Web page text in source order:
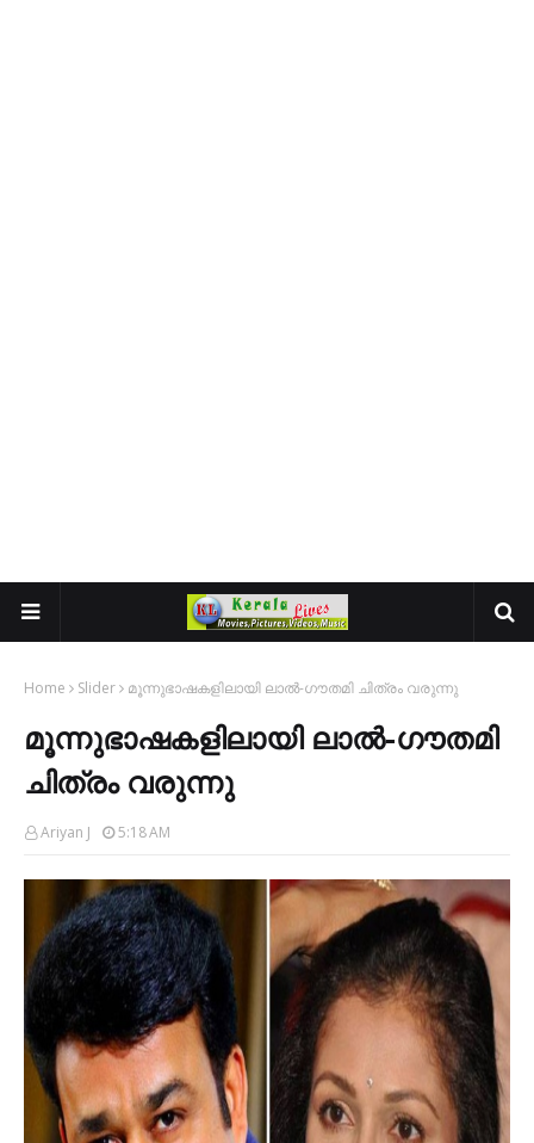
Home Slider മൂന്നുഭാഷകളിലായി ലാല്‍-ഗൗതമി ചിത്രം വരുന്നു
മൂന്നുഭാഷകളിലായി ലാല്‍-ഗൗതമി
ചിത്രം വരുന്നു
Ariyan J 5:18 AM